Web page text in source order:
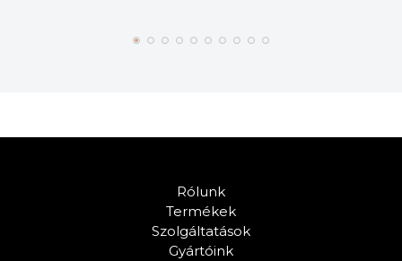
Rólunk
Termékek
Szolgáltatások
Gyártóink